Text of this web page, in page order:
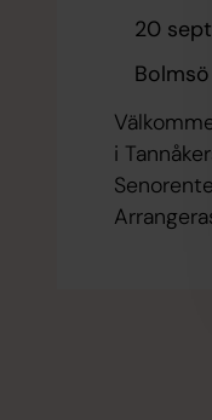
20
i
Senorenteamet.